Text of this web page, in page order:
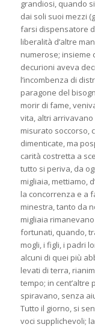
grandiosi, quando
dai soli suoi mezzi
farsi dispensatore
liberalità d’altre
numerose; insieme
decurioni aveva
l’incombenza di
paragone del
morir di fame,
vita, altri arrivavano
misurato soccorso,
dimenticate, ma
carità costretta a
tutto si periva, da
migliaia, mettiamo,
la concorrenza e a
minestra, tanto da
migliaia
fortunati, quando,
mogli, i figli, i padri
alcuni di quei più
levati di terra,
tempo; in cent’altre
spiravano, senza
Tutto il giorno, si
voci supplichevoli;